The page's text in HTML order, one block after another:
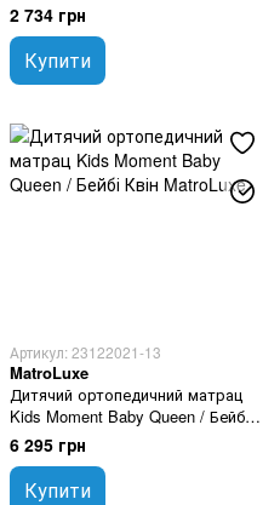
2 734 грн
Купити
Артикул: 23122021-13
MatroLuxe
Дитячий ортопедичний матрац
Kids Moment Baby Queen / Бейбі
Квін
6 295 грн
Купити